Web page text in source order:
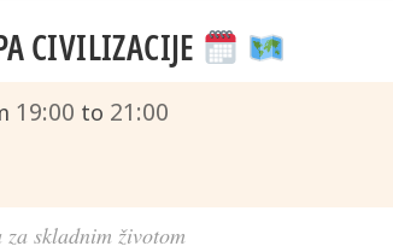
CIVILIZACIJE
19:00 to 21:00
za skladnim životom